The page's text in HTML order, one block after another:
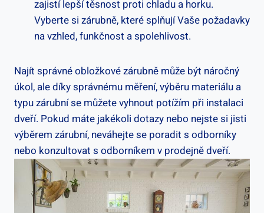
zajistí lepší těsnost proti chladu a horku.
Vyberte si zárubně, které splňují Vaše požadavky
na vzhled, funkčnost a spolehlivost.
Najít správné obložkové zárubně může být náročný
úkol, ale díky správnému měření, výběru materiálu a
typu zárubní se můžete vyhnout potížím při instalaci
dveří. Pokud máte jakékoli dotazy nebo nejste si jisti
výběrem zárubní, neváhejte se poradit s odborníky
nebo konzultovat s odborníkem v prodejně dveří.